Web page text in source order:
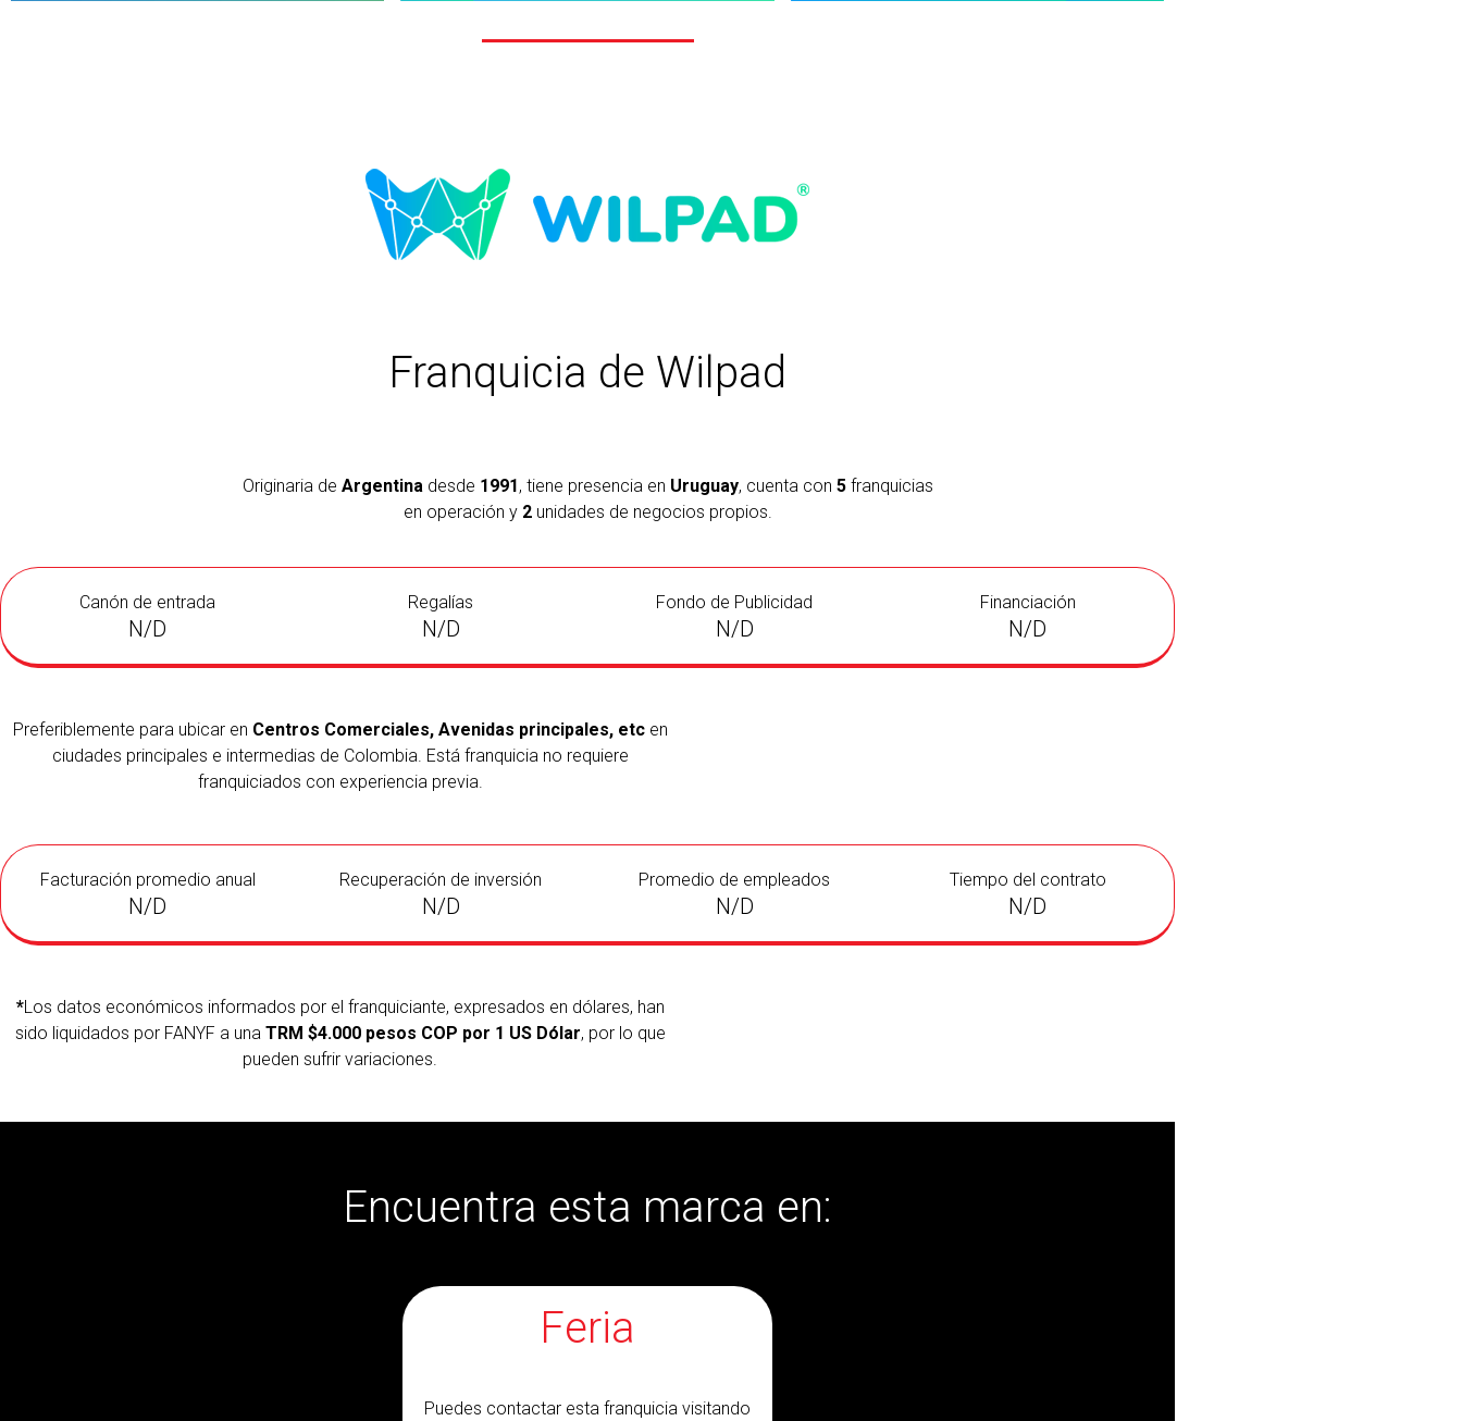
Franquicia de Wilpad
Originaria de Argentinadesde 1991 , tiene presencia en Uruguay, cuenta con 5franquicias
en operación y 2unidades de negocios propios.
Canón de entrada
N/D
Regalías
N/D
Fondo de Publicidad
N/D
Financiación
N/D
Preferiblemente para ubicar en Centros Comerciales, Avenidas principales, etcen
ciudades principales e intermedias de Colombia. Está franquicia no requiere
franquiciados con experiencia previa.
Facturación promedio anual
N/D
Recuperación de inversión
N/D
Promedio de empleados
N/D
Tiempo del contrato
N/D
*Los datos económicos informados por el franquiciante, expresados en dólares, han
sido liquidados por FANYF a una TRM $4.000 pesos COP por 1 US Dólar, por lo que
pueden sufrir variaciones.
Encuentra esta marca en:
Feria
Puedes contactar esta franquicia visitando